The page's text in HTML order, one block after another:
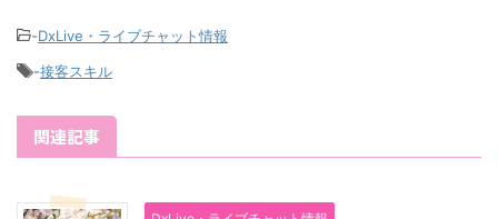
-DxLive・ライブチャット情報
-接客スキル
関連記事